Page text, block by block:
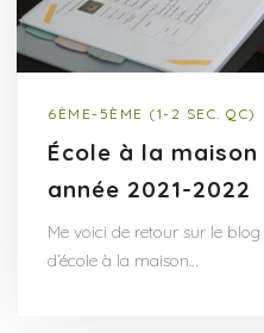
6ÈME-5ÈME (1-2 SEC. QC)
École à la
année 2021-2022
Me voici de retour sur le
d’école à la maison…